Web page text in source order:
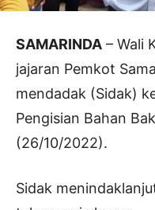
SAMARINDA – Wali
jajaran Pemkot
mendadak (Sidak)
Pengisian Bahan
(26/10/2022).
Sidak